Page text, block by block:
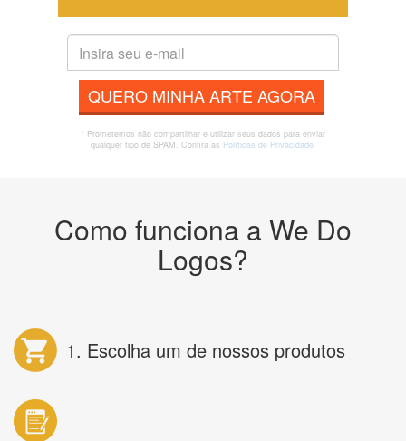
QUERO MINHA ARTE AGORA
* Prometemos não compartilhar e utilizar seus dados para enviar
qualquer tipo de SPAM. Confira as Políticas de Privacidade.
Como funciona a We Do
Logos?
1. Escolha um de nossos produtos